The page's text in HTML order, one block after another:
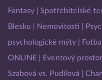
Fantasy
Spotřebitelské
Blesku
Nemovitosti
psychologické mýty
ONLINE
Eventový
Szabová vs. Pudilová